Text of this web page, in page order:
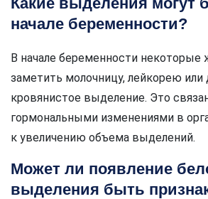
начале беременности?
В начале беременности
заметить молочницу, лейкорею
кровянистое выделение. Это
гормональными изменениями в
к увеличению объема выделений.
Может ли появление
выделения быть